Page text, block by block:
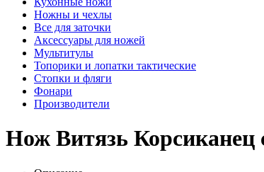
Ножны и чехлы
Все для заточки
Аксессуары для ножей
Мультитулы
Топорики и лопатки тактические
Стопки и фляги
Фонари
Производители
Нож Витязь Корсиканец